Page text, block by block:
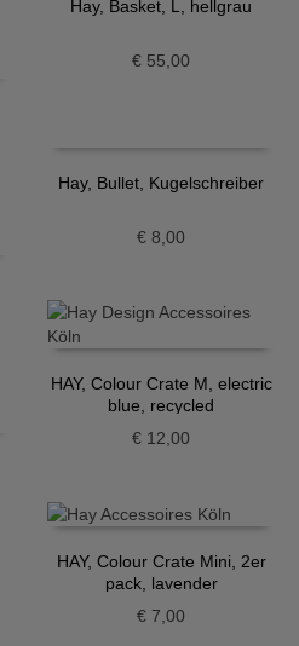
Hay, Basket, L, hellgrau
€ 55,00
Hay, Bullet, Kugelschreiber
€ 8,00
HAY, Colour Crate M, electric
blue, recycled
€ 12,00
HAY, Colour Crate Mini, 2er
pack, lavender
€ 7,00